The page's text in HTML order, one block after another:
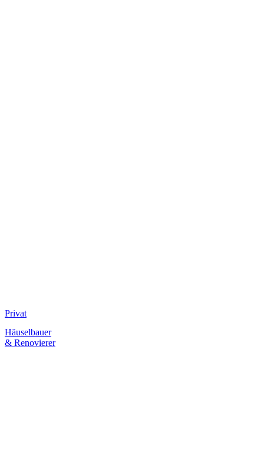
Privat
Häuselbauer
& Renovierer